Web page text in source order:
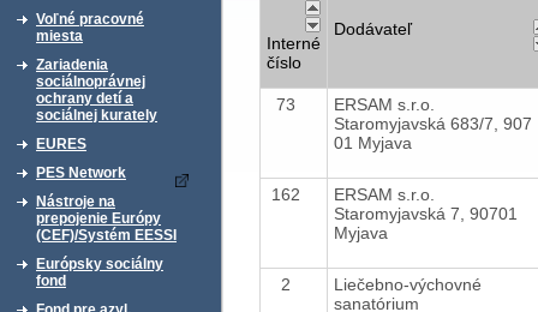
Voľné pracovné
miesta
Zariadenia
sociálnoprávnej
ochrany detí a
sociálnej kurately
EURES
PES Network
Nástroje na
prepojenie Európy
(CEF)/Systém EESSI
Európsky sociálny
fond
Interné
číslo
Dodávateľ
73
ERSAM s.r.o.
Staromyjavská 683/7, 907
01 Myjava
162
ERSAM s.r.o.
Staromyjavská 7, 90701
Myjava
2
Liečebno-výchovné
sanatórium